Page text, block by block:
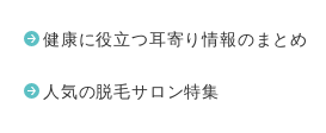
健康に役立つ耳寄り情報のまとめ
人気の脱毛サロン特集